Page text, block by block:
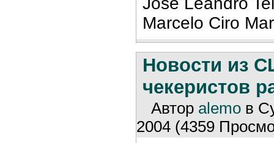
Marcelo Ciro
Новости из
чекеристов
Автор alemo в
2004 (4359